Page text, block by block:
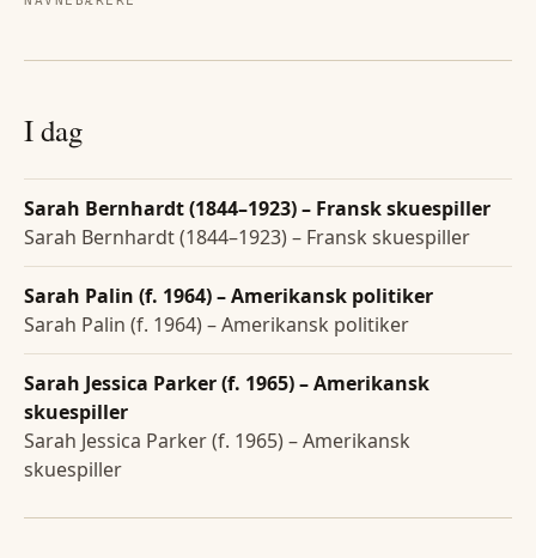
I dag
Sarah Bernhardt (1844–1923) – Fransk skuespiller
Sarah Bernhardt (1844–1923) – Fransk skuespiller
Sarah Palin (f. 1964) – Amerikansk politiker
Sarah Palin (f. 1964) – Amerikansk politiker
Sarah Jessica Parker (f. 1965) – Amerikansk
skuespiller
Sarah Jessica Parker (f. 1965) – Amerikansk
skuespiller